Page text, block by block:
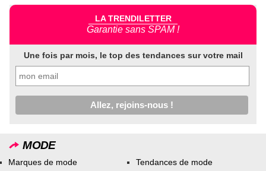
LA TRENDILETTER
Garantie sans SPAM !
Une fois par mois, le top des tendances sur votre mail
MODE
Marques de mode Tendances de mode